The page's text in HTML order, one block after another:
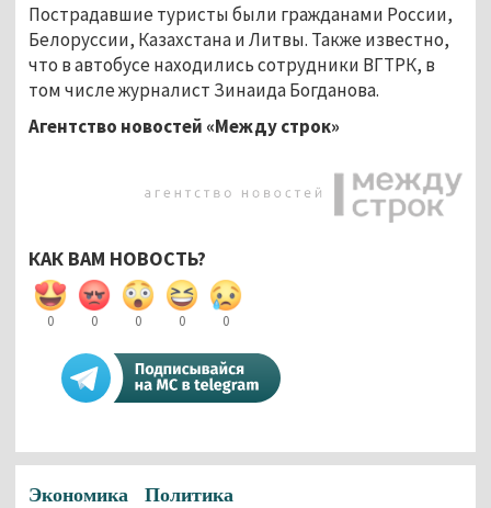
Пострадавшие туристы были гражданами России,
Белоруссии, Казахстана и Литвы. Также известно,
что в автобусе находились сотрудники ВГТРК, в
том числе журналист Зинаида Богданова.
Агентство новостей «Между строк»
КАК ВАМ НОВОСТЬ?
0 0 0 0 0
Экономика Политика